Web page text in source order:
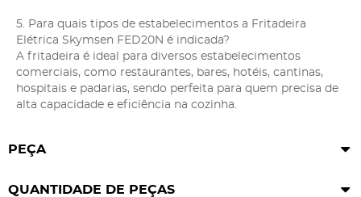
5. Para quais tipos de estabelecimentos a Fritadeira
Elétrica Skymsen FED20N é indicada?
A fritadeira é ideal para diversos estabelecimentos
comerciais, como restaurantes, bares, hotéis, cantinas,
hospitais e padarias, sendo perfeita para quem precisa de
alta capacidade e eficiência na cozinha.
PEÇA
QUANTIDADE DE PEÇAS